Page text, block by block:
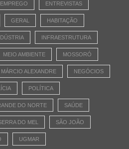
EMPREGO ENTREVISTAS
GERAL HABITAÇÃO
INFRAESTRUTURA
MEIO AMBIENTE MOSSORÓ
MÁRCIO ALEXANDRE NEGÓCIOS
POLÍTICA
DO NORTE SAÚDE
DO MEL SÃO JOÃO
UGMAR